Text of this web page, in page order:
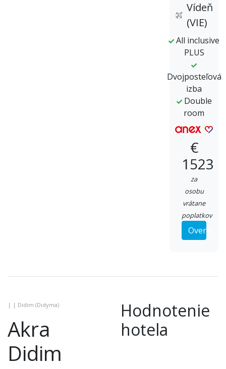
Vídeň
(VIE)
All inclusive
PLUS
Dvojposteľová
izba
Double
room
€
1523
za
osobu
vrátane
poplatkov
Overiť
| | Didim (Didyma)
Akra
Didim
Hodnotenie
hotela